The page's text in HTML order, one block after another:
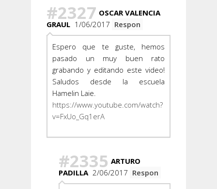
#2327 OSCAR VALENCIA
GRAUL 1/06/2017 Respon
Espero que te guste, hemos
pasado un muy buen rato
grabando y editando este video!
Saludos desde la escuela
Hamelin Laie.
https://www.youtube.com/watch?
v=FxUo_Gq1erA
#2335 ARTURO
PADILLA 2/06/2017 Respon